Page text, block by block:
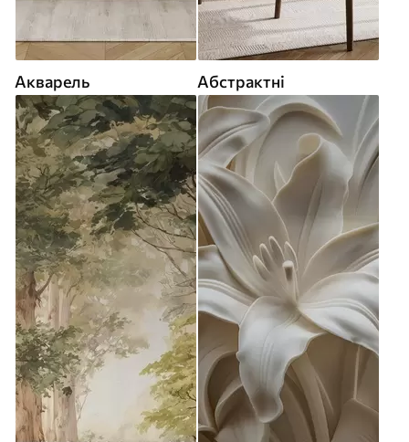
Акварель Абстрактні